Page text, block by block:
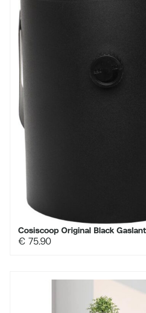
Cosiscoop Original Black
€ 75.90